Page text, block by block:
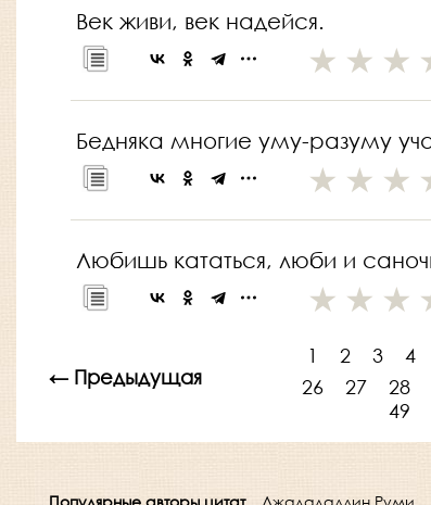
Век живи, век надейся.
Бедняка многие уму-разуму
Любишь кататься, люби и
← Предыдущая
1 2 3 4
26
27 28
49